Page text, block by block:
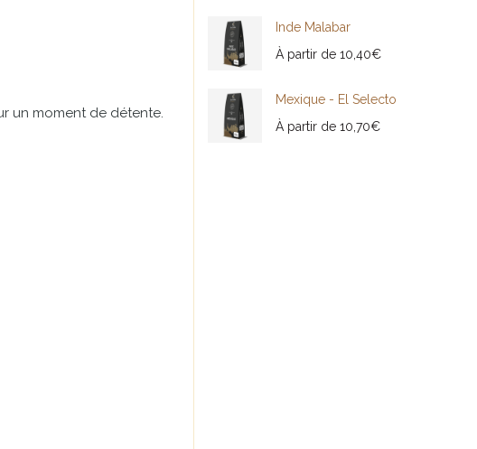
un moment de détente.
Inde Malabar
À partir de 10,40€
Mexique - El Selecto
À partir de 10,70€